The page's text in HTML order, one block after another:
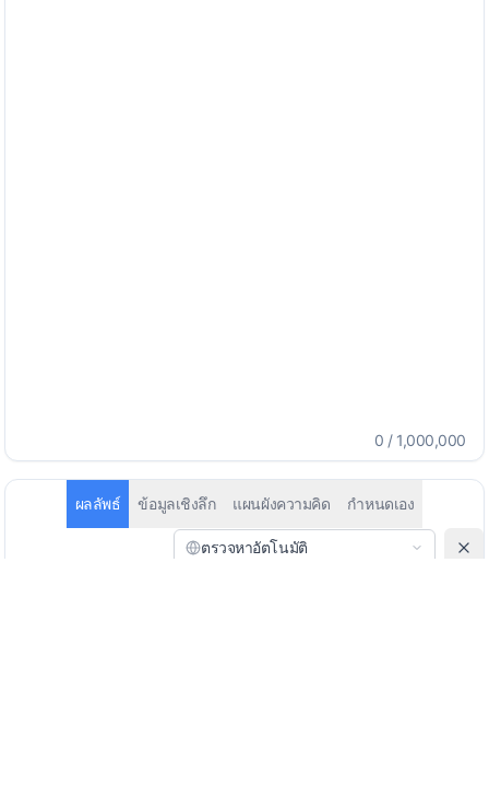
0 / 1,000,000
ผลลัพธ์ ข้อมูลเชิงลึก แผนผังความคิด กำหนดเอง
ตรวจหาอัตโนมัติ